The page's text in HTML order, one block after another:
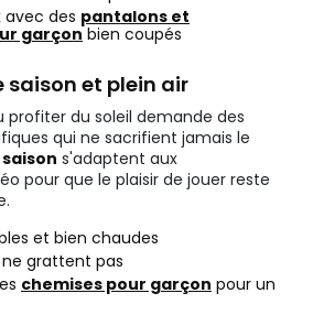
avec des pantalons et
garçon bien coupés
saison et plein air
profiter du soleil demande des
qui ne sacrifient jamais le
s'adaptent aux
pour que le plaisir de jouer reste
et bien chaudes
ne grattent pas
chemises pour garçon pour un